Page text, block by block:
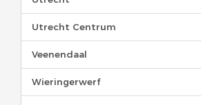
Utrecht Centrum
Veenendaal
Wieringerwerf